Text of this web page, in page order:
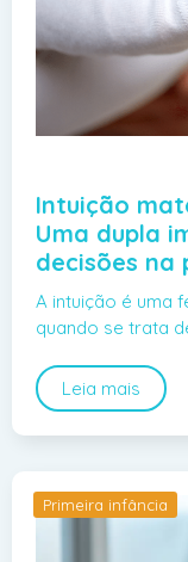
Intuição
Uma dupla
decisões na
A intuição é uma
quando se trata
Leia mais
Primeira infância